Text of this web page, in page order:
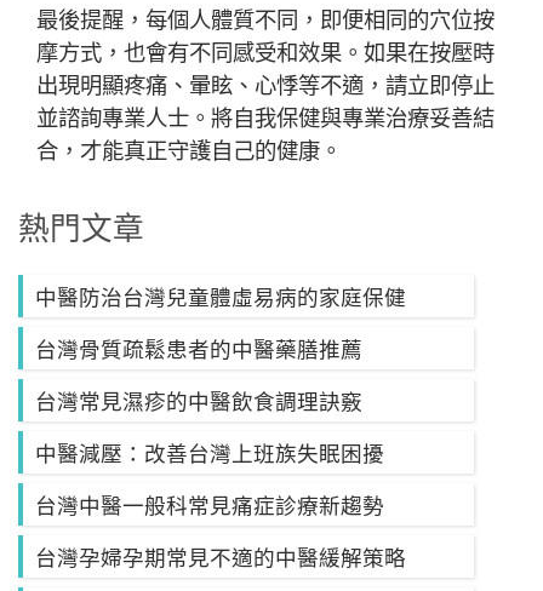
最後提醒，每個人體質不同，即便相同的穴位按
摩方式，也會有不同感受和效果。如果在按壓時
出現明顯疼痛、暈眩、心悸等不適，請立即停止
並諮詢專業人士。將自我保健與專業治療妥善結
合，才能真正守護自己的健康。
熱門文章
中醫防治台灣兒童體虛易病的家庭保健
台灣骨質疏鬆患者的中醫藥膳推薦
台灣常見濕疹的中醫飲食調理訣竅
中醫減壓：改善台灣上班族失眠困擾
台灣中醫一般科常見痛症診療新趨勢
台灣孕婦孕期常見不適的中醫緩解策略